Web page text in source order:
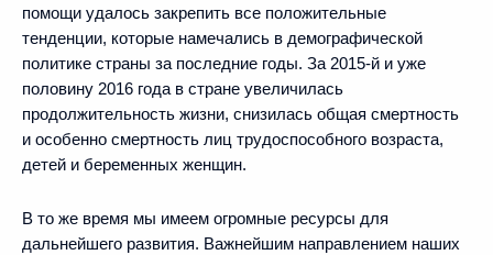
помощи удалось закрепить все положительные
тенденции, которые намечались в демографической
политике страны за последние годы. За 2015-й и уже
половину 2016 года в стране увеличилась
продолжительность жизни, снизилась общая смертность
и особенно смертность лиц трудоспособного возраста,
детей и беременных женщин.
В то же время мы имеем огромные ресурсы для
дальнейшего развития. Важнейшим направлением наших